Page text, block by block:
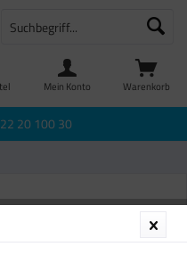
Warenkorb
Mein Konto
20 100 30